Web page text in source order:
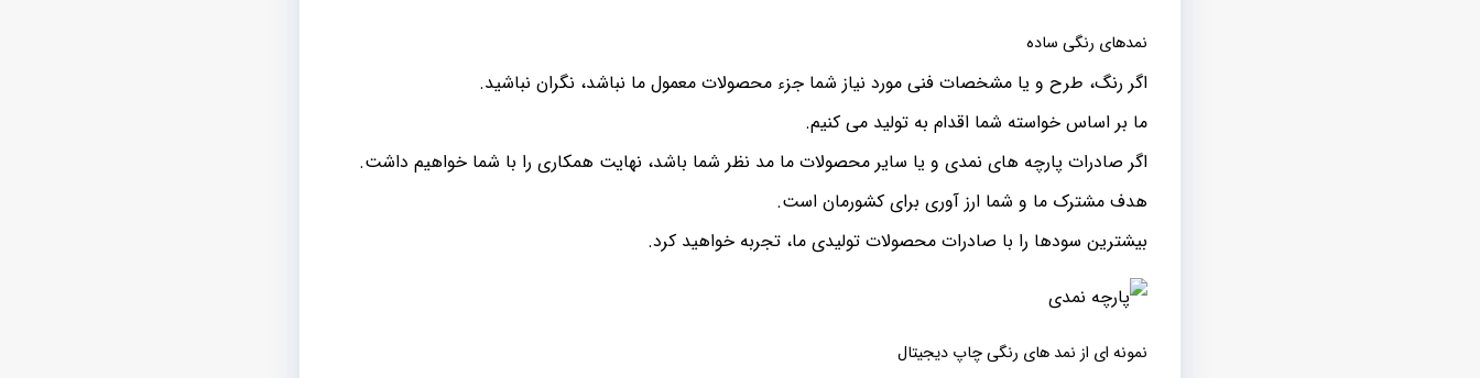
نمدهای رنگی ساده
اگر رنگ، طرح و یا مشخصات فنی مورد نیاز شما جزء محصولات معمول ما نباشد، نگران نباشید.
ما بر اساس خواسته شما اقدام به تولید می کنیم.
اگر صادرات پارچه های نمدی و یا سایر محصولات ما مد نظر شما باشد، نهایت همکاری را با شما خواهیم داشت.
هدف مشترک ما و شما ارز آوری برای کشورمان است.
بیشترین سودها را با صادرات محصولات تولیدی ما، تجربه خواهید کرد.
نمونه ای از نمد های رنگی چاپ دیجیتال